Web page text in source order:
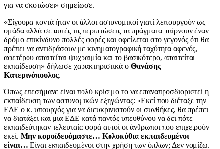
για να σκοτώσει» σημείωσε.
«Σίγουρα κοντά ήταν οι άλλοι αστυνομικοί γιατί λειτουργούν ως
ομάδα αλλά σε αυτές τις περιπτώσεις τα πράγματα παίρνουν έναν
δρόμο επικίνδυνο πολλές φορές και οφείλεται στο γεγονός ότι θα
πρέπει να αντιδράσουν με κινηματογραφική ταχύτητα αφενός,
αφετέρου απαιτείται ψυχραιμία και το βασικότερο, απαιτείται
εκπαίδευση» δήλωσε χαρακτηριστικά ο Θανάσης
Κατερινόπουλος.
Όπως επεσήμανε είναι πολύ κρίσιμο το να επαναπροσδιοριστεί η
εκπαίδευση των αστυνομικών εξηγώντας: «Εκεί που διέταξε την
ΕΔΕ ο κ. υπουργός για να διευκρινιστούν οι συνθήκες, θα πρέπει
να διατάξει και μια ΕΔΕ κατά παντός υπευθύνου να δει πότε
εκπαιδεύτηκαν τελευταία φορά αυτοί οι άνθρωποι που επιχειρούν
εκεί. Μην κοροϊδευόμαστε… Κολοκύθια εκπαιδευμένοι
είναι… Είναι εκπαιδευμένοι στην χρήση των όπλων; Δεν νομίζω.